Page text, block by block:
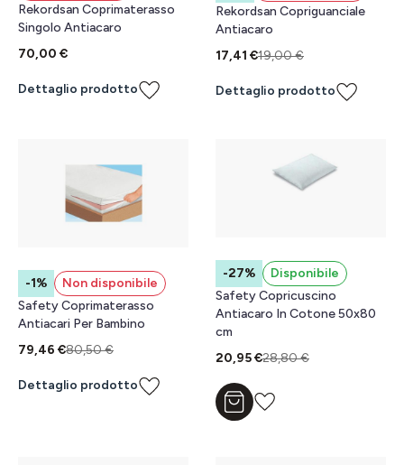
Rekordsan Coprimaterasso
Singolo Antiacaro
70,00 €
Dettaglio prodotto
Rekordsan Copriguanciale
Antiacaro
17,41 €19,00 €
Dettaglio prodotto
-1%
Non disponibile
Safety Coprimaterasso
Antiacari Per Bambino
79,46 €80,50 €
Dettaglio prodotto
-27%
Disponibile
Safety Copricuscino
Antiacaro In Cotone 50x80
cm
20,95 €28,80 €
Aggiungi al carrello